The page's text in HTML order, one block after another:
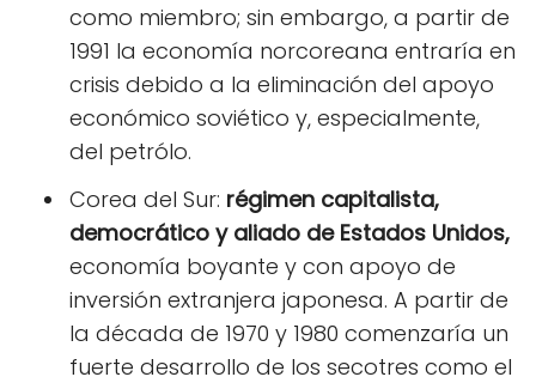
como miembro; sin embargo, a partir de
1991 la economía norcoreana entraría en
crisis debido a la eliminación del apoyo
económico soviético y, especialmente,
del petrólo.
Corea del Sur: régimen capitalista,
democrático y aliado de Estados Unidos,
economía boyante y con apoyo de
inversión extranjera japonesa. A partir de
la década de 1970 y 1980 comenzaría un
fuerte desarrollo de los secotres como el